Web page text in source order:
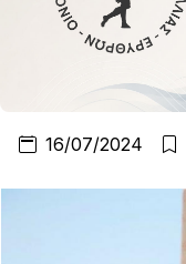
16/07/2024